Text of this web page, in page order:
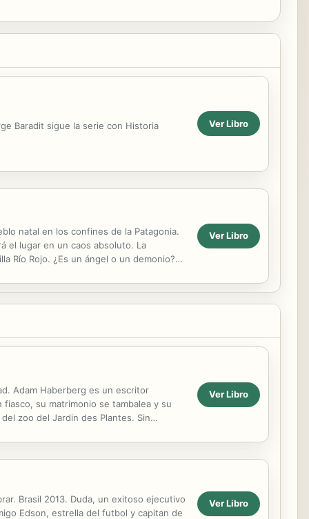
Baradit sigue la serie con Historia Ver Libro
natal en los confines de la Patagonia.
el lugar en un caos absoluto. La
Río Rojo. ¿Es un ángel o un demonio?
Ver Libro
Adam Haberberg es un escritor
su matrimonio se tambalea y su
zoo del Jardin des Plantes. Sin
Ver Libro
Brasil 2013. Duda, un exitoso ejecutivo
Edson, estrella del futbol y capitan de
Ver Libro